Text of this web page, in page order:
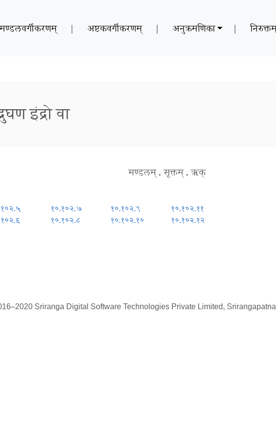
| अष्टकवर्गीकरणम् | अनुक्रमणिका |
इंद्रो वा
मण्डलम् . सूक्तम् . ऋक्
१०.१०२.७
१०.१०२.८
१०.१०२.९
१०.१०२.१०
१०.१०२.११
१०.१०२.१२
Sriranga Digital Software Technologies Private Limited,